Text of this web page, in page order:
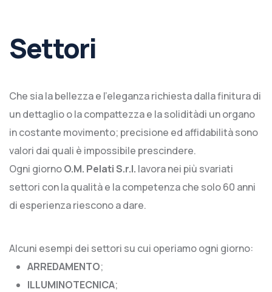
Settori
Che sia la bellezza e l’eleganza richiesta dalla finitura di
un dettaglio o la compattezza e la soliditàdi un organo
in costante movimento; precisione ed affidabilità sono
valori dai quali è impossibile prescindere.
Ogni giornoO.M. Pelati S.r.l. lavora nei più svariati
settori con la qualità e la competenza che solo 60 anni
di esperienza riescono a dare.
Alcuni esempi dei settori su cui operiamo ogni giorno:
ARREDAMENTO;
ILLUMINOTECNICA;